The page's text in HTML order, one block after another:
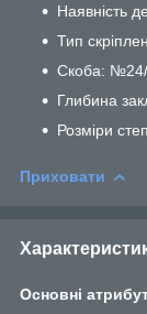
Наявність
Тип
Скоба:
Глибина
Розміри
Приховати
Основні